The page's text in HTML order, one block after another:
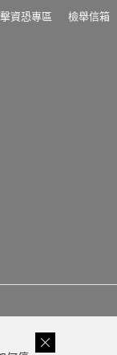
資恐專區 檢舉信箱